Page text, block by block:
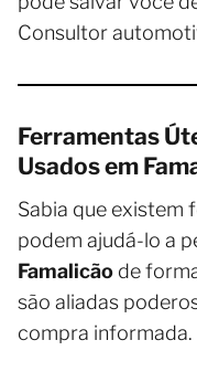
Consultor
Ferramentas
Usados em
Sabia que existem
podem ajudá-lo a
Famalicão de
são aliadas
compra informada.